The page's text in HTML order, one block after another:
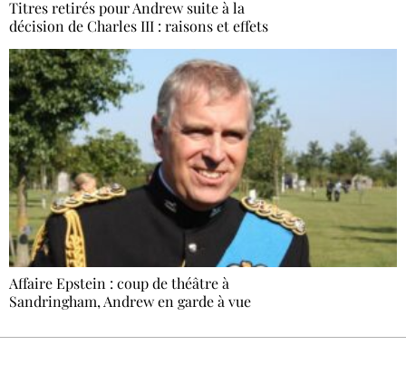
Titres retirés pour Andrew suite à la
décision de Charles III : raisons et effets
Affaire Epstein : coup de théâtre à
Sandringham, Andrew en garde à vue